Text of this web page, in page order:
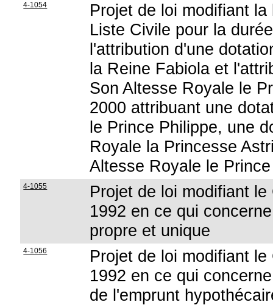
4-1054
Projet de loi modifiant
Liste Civile pour la
l'attribution d'une
la Reine Fabiola et
Son Altesse Royale le
2000 attribuant une
le Prince Philippe, une
Royale la Princesse
Altesse Royale le
4-1055
Projet de loi modifiant
1992 en ce qui
propre et unique
4-1056
Projet de loi modifiant
1992 en ce qui
de l'emprunt